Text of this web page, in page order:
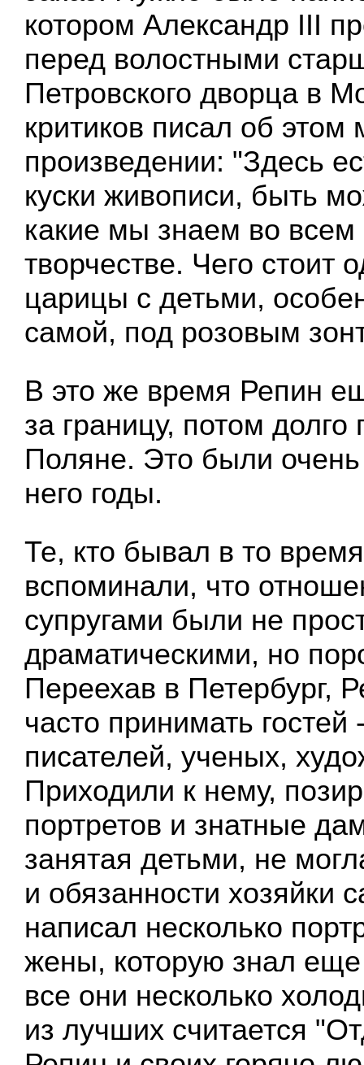
котором Александр III
перед волостными
Петровского дворца в
критиков писал об этом
произведении: "Здесь
куски живописи, быть
какие мы знаем во всем
творчестве. Чего стоит
царицы с детьми,
самой, под розовым
В это же время Репин
за границу, потом долго
Поляне. Это были
него годы.
Те, кто бывал в то
вспоминали, что
супругами были не
драматическими, но
Переехав в Петербург,
часто принимать
писателей, ученых,
Приходили к нему,
портретов и знатные
занятая детьми, не
и обязанности хозяйки
написал несколько
жены, которую знал
все они несколько
из лучших считается